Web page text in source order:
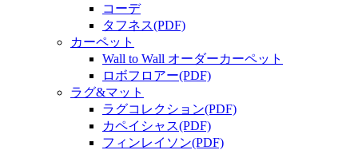
コーデ
タフネス(PDF)
カーペット
Wall to Wall オーダーカーペット
ロボフロアー(PDF)
ラグ&マット
ラグコレクション(PDF)
カペイシャス(PDF)
フィンレイソン(PDF)